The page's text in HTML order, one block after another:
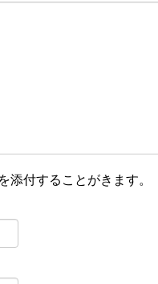
添付することがきます。